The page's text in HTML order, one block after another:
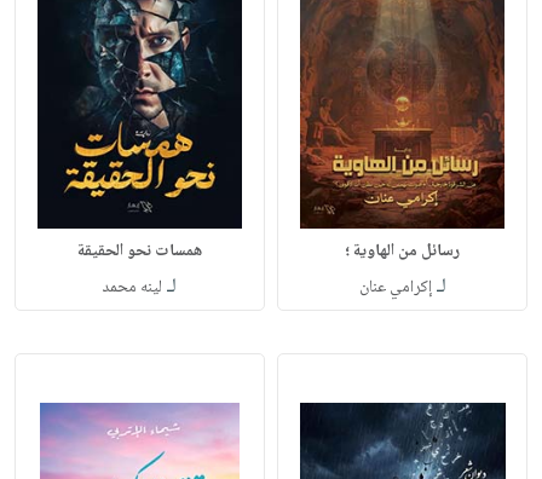
رسائل من الهاوية ؛
لـإكرامي عنان
همسات نحو الحقيقة
لـ لينه محمد